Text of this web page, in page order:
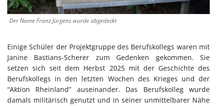
Der Name Franz Jürgens wurde abgedeckt
Einige Schüler der Projektgruppe des Berufskollegs waren mit
Janine Bastians-Scherer zum Gedenken gekommen. Sie
setzen sich seit dem Herbst 2025 mit der Geschichte des
Berufskollegs in den letzten Wochen des Krieges und der
“Aktion Rheinland” auseinander. Das Berufskolleg wurde
damals militärisch genutzt und in seiner unmittelbarer Nähe